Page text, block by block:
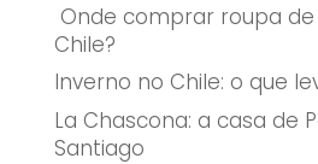
Onde comprar roupa
Chile?
Inverno no Chile: o que
La Chascona: a casa de
Santiago